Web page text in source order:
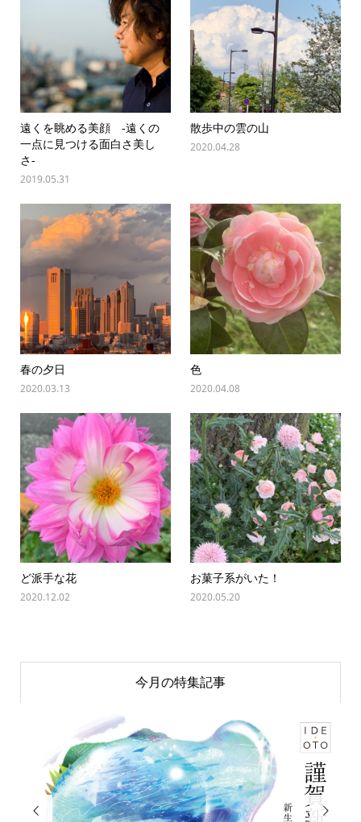
遠くを眺める美顔 -遠くの
一点に見つける面白さ美し
さ-
2019.05.31
散歩中の雲の山
2020.04.28
春の夕日
2020.03.13
色
2020.04.08
ど派手な花
2020.12.02
お菓子系がいた！
2020.05.20
今月の特集記事
 